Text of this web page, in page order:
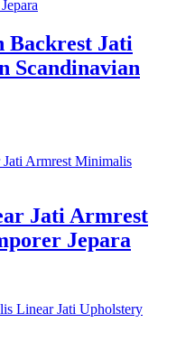
Backrest Jati
Scandinavian
Jati Armrest
Jepara